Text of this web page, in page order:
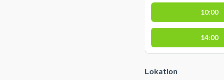
10:00
14:00
Lokation